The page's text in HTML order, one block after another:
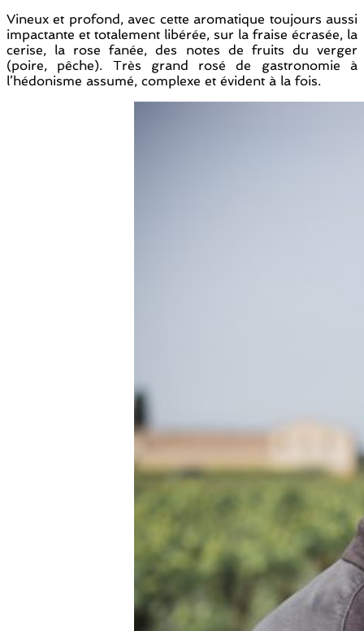
Vineux et profond, avec cette aromatique toujours aussi
impactante et totalement libérée, sur la fraise écrasée, la
cerise, la rose fanée, des notes de fruits du verger
(poire, pêche). Très grand rosé de gastronomie à
l’hédonisme assumé, complexe et évident à la fois.